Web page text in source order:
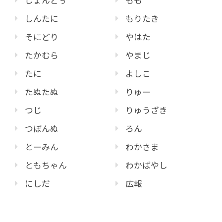
しんたに
そにどり
たかむら
たに
たぬたぬ
つじ
つぼんぬ
とーみん
ともちゃん
にしだ
もりたき
やはた
やまじ
よしこ
りゅー
りゅうざき
ろん
わかさま
わかばやし
広報